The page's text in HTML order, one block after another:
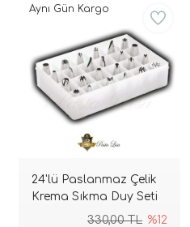
24'lü Paslanmaz Çelik
Krema Sıkma Duy Seti
330,00 TL %12
Aynı Gün Kargo